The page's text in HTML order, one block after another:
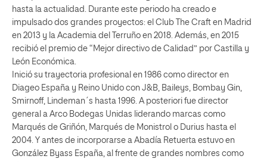
hasta la actualidad. Durante este periodo ha creado e
impulsado dos grandes proyectos: el Club The Craft en Madrid
en 2013 y la Academia del Terruño en 2018. Además, en 2015
recibió el premio de “Mejor directivo de Calidad” por Castilla y
León Económica.
Inició su trayectoria profesional en 1986 como director en
Diageo España y Reino Unido con J&B, Baileys, Bombay Gin,
Smirnoff, Lindeman´s hasta 1996. A posteriori fue director
general a Arco Bodegas Unidas liderando marcas como
Marqués de Griñón, Marqués de Monistrol o Durius hasta el
2004. Y antes de incorporarse a Abadía Retuerta estuvo en
González Byass España, al frente de grandes nombres como